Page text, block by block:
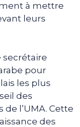
à mettre
leurs
secrétaire
pour
les plus
des
l’UMA. Cette
des